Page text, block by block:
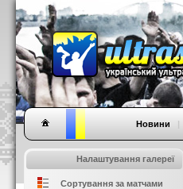
Новини |
Налаштування галереї
Сортування за матчами